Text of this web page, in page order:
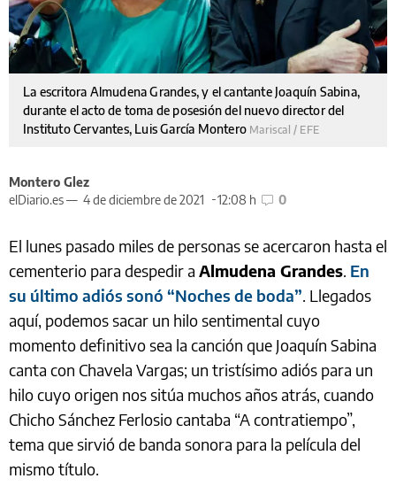
La escritora Almudena Grandes, y el cantante Joaquín Sabina,
durante el acto de toma de posesión del nuevo director del
Instituto Cervantes, Luis García Montero Mariscal / EFE
Montero Glez
elDiario.es — 4 de diciembre de 2021 12:08 h 0
El lunes pasado miles de personas se acercaron hasta el
cementerio para despedir a Almudena Grandes. En
su último adiós sonó “Noches de boda”. Llegados
aquí, podemos sacar un hilo sentimental cuyo
momento definitivo sea la canción que Joaquín Sabina
canta con Chavela Vargas; un tristísimo adiós para un
hilo cuyo origen nos sitúa muchos años atrás, cuando
Chicho Sánchez Ferlosio cantaba “A contratiempo”,
tema que sirvió de banda sonora para la película del
mismo título.